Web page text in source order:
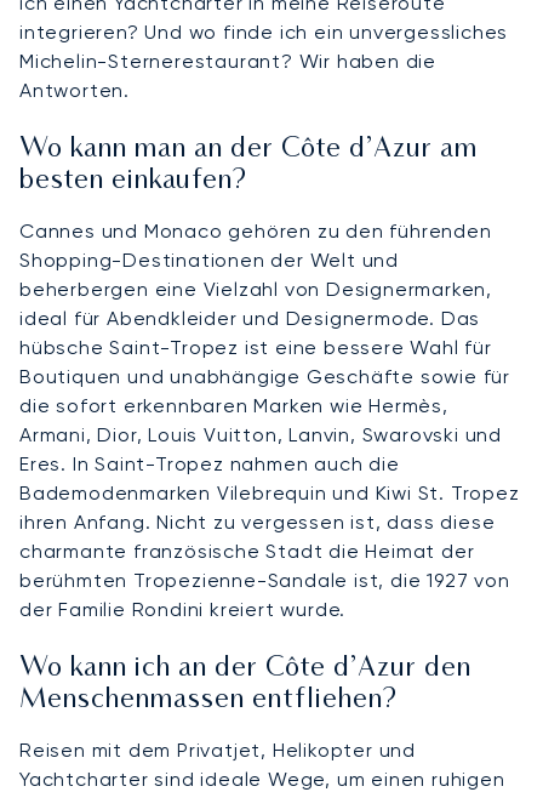
integrieren? Und wo finde ich ein unvergessliches
Michelin-Sternerestaurant? Wir haben die
Antworten.
Wo kann man an der Côte d’Azur am
besten einkaufen?
Cannes und Monaco gehören zu den führenden
Shopping-Destinationen der Welt und
beherbergen eine Vielzahl von Designermarken,
ideal für Abendkleider und Designermode. Das
hübsche Saint-Tropez ist eine bessere Wahl für
Boutiquen und unabhängige Geschäfte sowie für
die sofort erkennbaren Marken wie Hermès,
Armani, Dior, Louis Vuitton, Lanvin, Swarovski und
Eres. In Saint-Tropez nahmen auch die
Bademodenmarken Vilebrequin und Kiwi St. Tropez
ihren Anfang. Nicht zu vergessen ist, dass diese
charmante französische Stadt die Heimat der
berühmten Tropezienne-Sandale ist, die 1927 von
der Familie Rondini kreiert wurde.
Wo kann ich an der Côte d’Azur den
Menschenmassen entfliehen?
Reisen mit dem Privatjet, Helikopter und
Yachtcharter sind ideale Wege, um einen ruhigen